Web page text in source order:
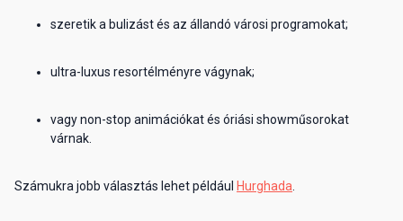
szeretik a bulizást és az állandó városi programokat;
ultra-luxus resortélményre vágynak;
vagy non-stop animációkat és óriási showműsorokat
várnak.
Számukra jobb választás lehet például Hurghada